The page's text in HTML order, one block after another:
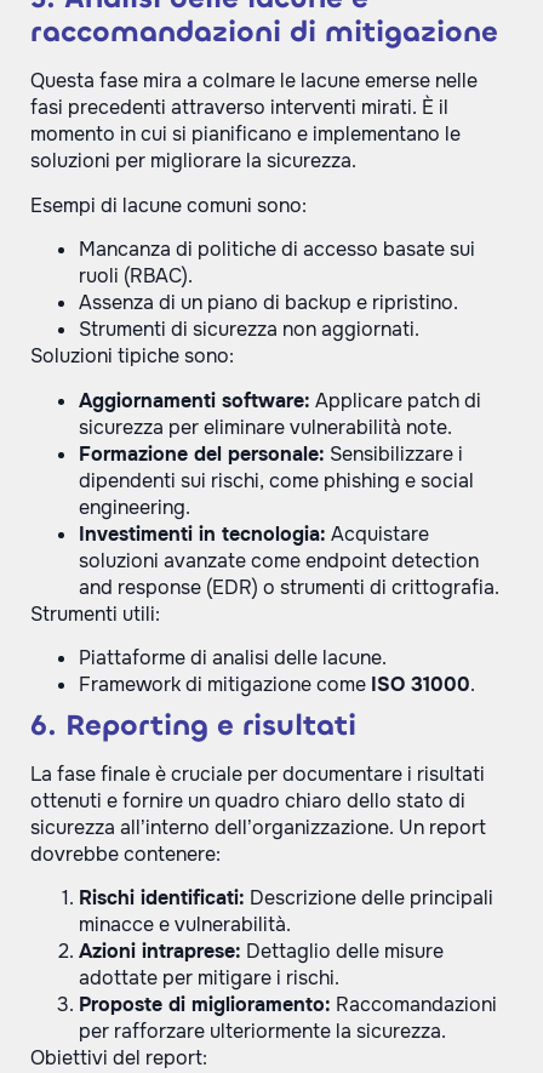
raccomandazioni di mitigazione
Questa fase mira a colmare le lacune emerse nelle
fasi precedenti attraverso interventi mirati. È il
momento in cui si pianificano e implementano le
soluzioni per migliorare la sicurezza.
Esempi di lacune comuni sono:
Mancanza di politiche di accesso basate sui
ruoli (RBAC).
Assenza di un piano di backup e ripristino.
Strumenti di sicurezza non aggiornati.
Soluzioni tipiche sono:
Aggiornamenti software: Applicare patch di
sicurezza per eliminare vulnerabilità note.
Formazione del personale: Sensibilizzare i
dipendenti sui rischi, come phishing e social
engineering.
Investimenti in tecnologia: Acquistare
soluzioni avanzate come endpoint detection
and response (EDR) o strumenti di crittografia.
Strumenti utili:
Piattaforme di analisi delle lacune.
Framework di mitigazione come ISO 31000.
6. Reporting e risultati
La fase finale è cruciale per documentare i risultati
ottenuti e fornire un quadro chiaro dello stato di
sicurezza all’interno dell’organizzazione. Un report
dovrebbe contenere:
Rischi identificati: Descrizione delle principali
minacce e vulnerabilità.
Azioni intraprese: Dettaglio delle misure
adottate per mitigare i rischi.
Proposte di miglioramento: Raccomandazioni
per rafforzare ulteriormente la sicurezza.
Obiettivi del report: